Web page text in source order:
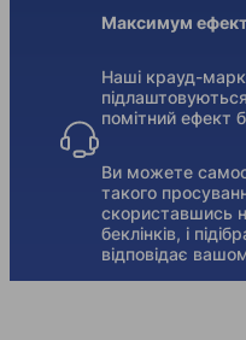
Максимум
Наші крауд-
помітний ефект
Ви можете
такого
скориставшись
беклінків, і
відповідає